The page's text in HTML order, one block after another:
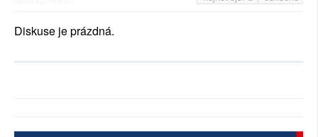
Diskuse je prázdná.